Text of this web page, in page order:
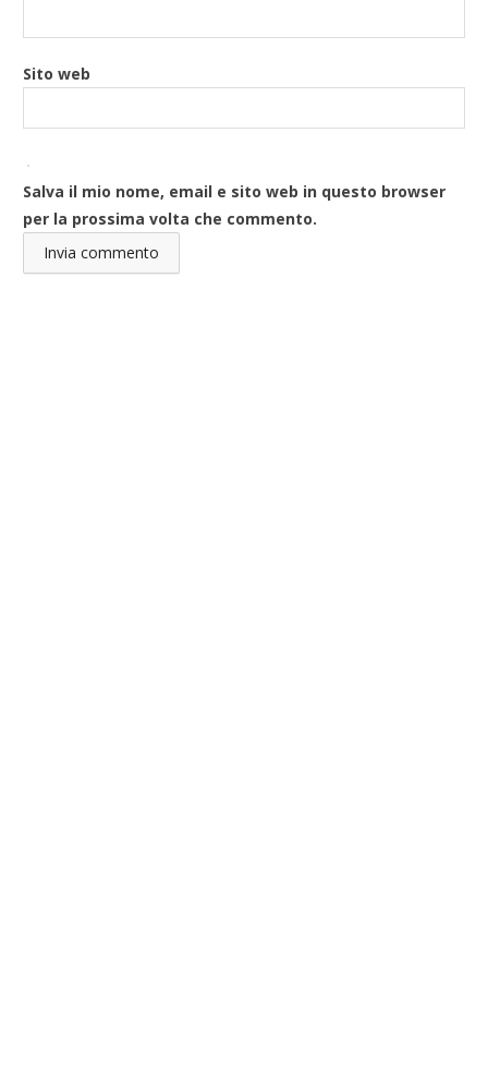
Sito web
Salva il mio nome, email e sito web in questo browser
per la prossima volta che commento.